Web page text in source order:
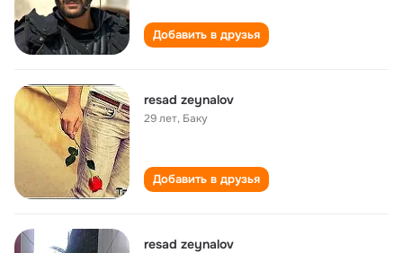
Добавить в друзья
resad zeynalov
29 лет, Баку
Добавить в друзья
resad zeynalov